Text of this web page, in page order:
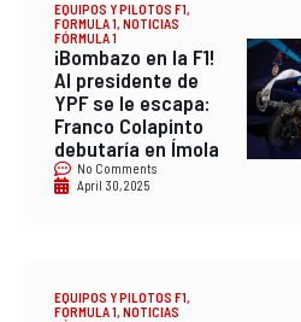
EQUIPOS Y PILOTOS F1,
FORMULA 1, NOTICIAS
FÓRMULA 1
¡Bombazo en la F1!
Al presidente de
YPF se le escapa:
Franco Colapinto
debutaría en Ímola
No Comments
April 30, 2025
EQUIPOS Y PILOTOS F1,
FORMULA 1, NOTICIAS